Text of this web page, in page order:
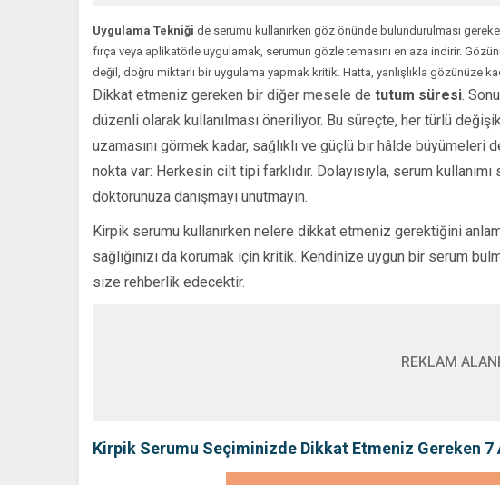
Uygulama Tekniği de serumu kullanırken göz önünde bulundurulması
fırça veya aplikatörle uygulamak, serumun gözle temasını en aza indirir.
değil, doğru miktarlı bir uygulama yapmak kritik. Hatta, yanlışlıkla gözünüze
Dikkat etmeniz gereken bir diğer mesele de tutum süresi.
düzenli olarak kullanılması öneriliyor. Bu süreçte, her türlü
uzamasını görmek kadar, sağlıklı ve güçlü bir hâlde büyümeleri
nokta var: Herkesin cilt tipi farklıdır. Dolayısıyla, serum
doktorunuza danışmayı unutmayın.
Kirpik serumu kullanırken nelere dikkat etmeniz gerektiğini
sağlığınızı da korumak için kritik. Kendinize uygun bir serum
size rehberlik edecektir.
REKLAM ALANI
Kirpik Serumu Seçiminizde Dikkat Etmeniz Gereken 7